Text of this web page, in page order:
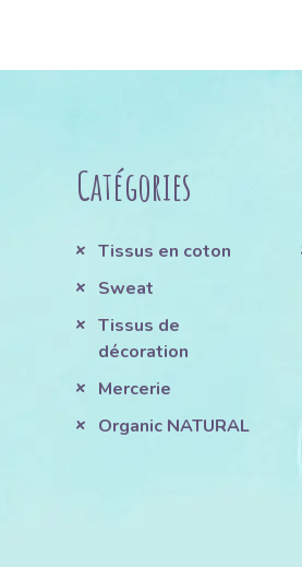
Catégories
Tissus en coton
Sweat
Tissus de
décoration
Mercerie
Organic NATURAL